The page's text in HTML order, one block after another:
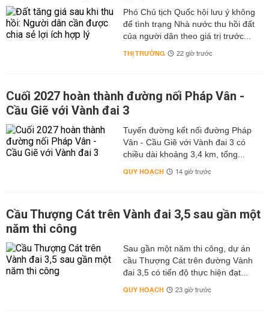
Phó Chủ tịch Quốc hội lưu ý không
để tình trạng Nhà nước thu hồi đất
của người dân theo giá trị trước...
THỊ TRƯỜNG 22 giờ trước
Cuối 2027 hoàn thành đường nối Pháp Vân -
Cầu Giẽ với Vành đai 3
Tuyến đường kết nối đường Pháp
Vân - Cầu Giẽ với Vành đai 3 có
chiều dài khoảng 3,4 km, tổng...
QUY HOẠCH 14 giờ trước
Cầu Thượng Cát trên Vành đai 3,5 sau gần một
năm thi công
Sau gần một năm thi công, dự án
cầu Thượng Cát trên đường Vành
đai 3,5 có tiến độ thực hiện đạt...
QUY HOẠCH 23 giờ trước